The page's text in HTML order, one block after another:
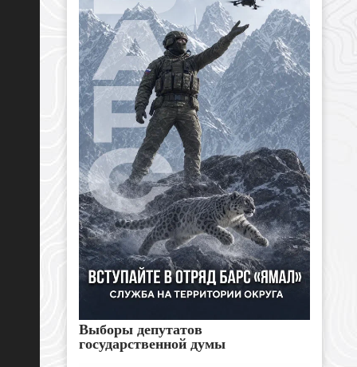
Выборы депутатов
государственной думы